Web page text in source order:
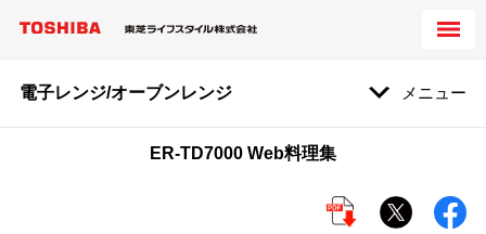
電子レンジ/オーブンレンジ メニュー
ER-TD7000 Web料理集